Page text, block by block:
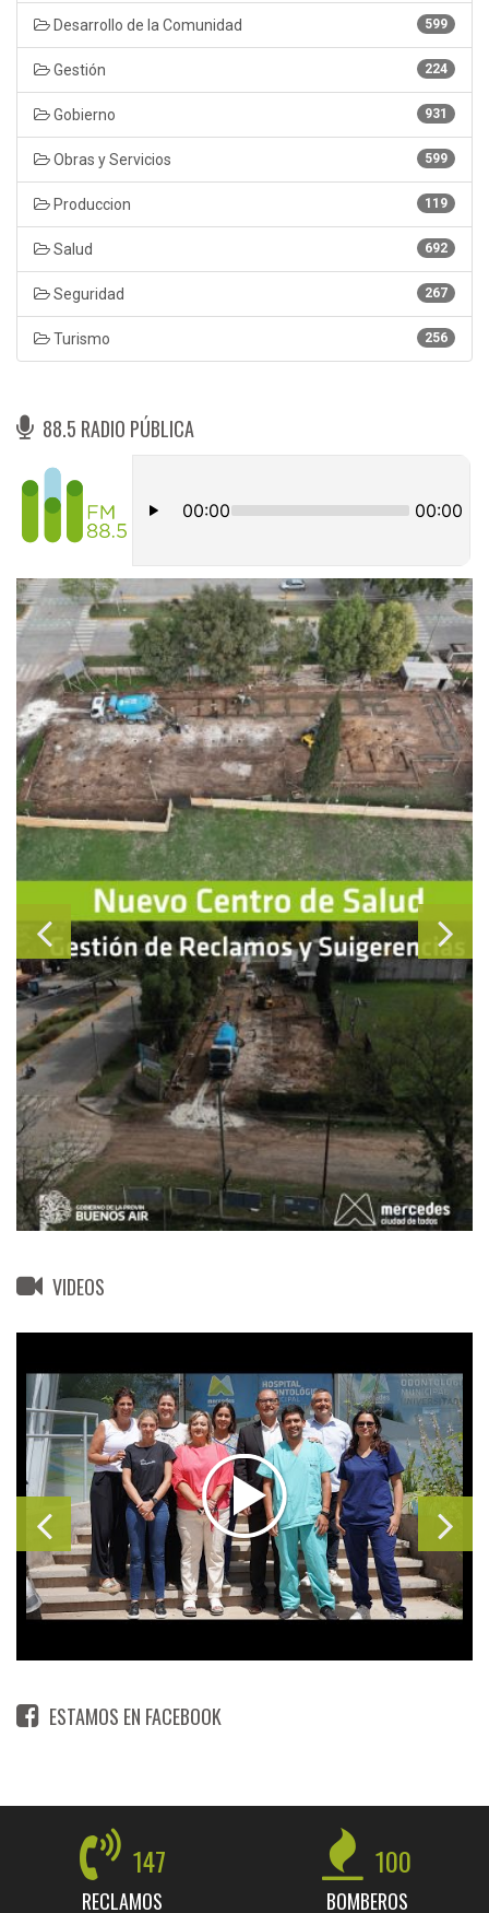
599
Desarrollo de la Comunidad
224
Gestión
931
Gobierno
599
Obras y Servicios
119
Produccion
692
Salud
267
Seguridad
256
Turismo
88.5 RADIO PÚBLICA
VIDEOS
ESTAMOS EN FACEBOOK
147
RECLAMOS
100
BOMBEROS